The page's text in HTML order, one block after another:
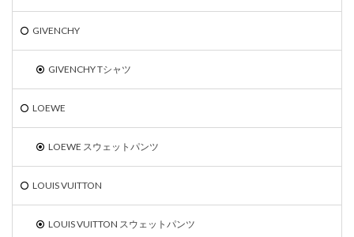
GIVENCHY
GIVENCHY Tシャツ
LOEWE
LOEWE スウェットパンツ
LOUIS VUITTON
LOUIS VUITTON スウェットパンツ